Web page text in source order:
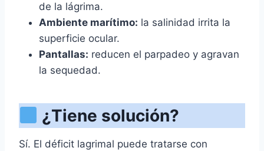
de la lágrima.
Ambiente marítimo: la salinidad irrita la
superficie ocular.
Pantallas: reducen el parpadeo y agravan
la sequedad.
¿Tiene solución?
Sí. El déficit lagrimal puede tratarse con